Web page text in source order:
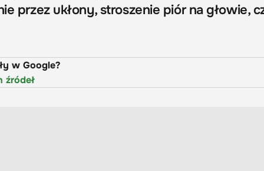
przez ukłony, stroszenie piór na głowie,
w Google?
źródeł